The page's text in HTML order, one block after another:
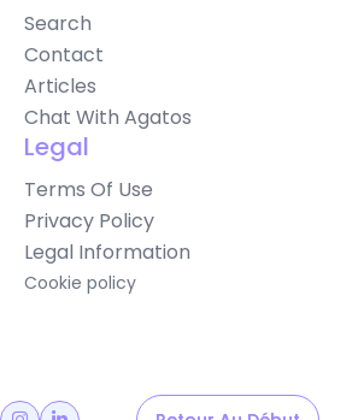
Search
Contact
Articles
Chat With Agatos
Legal
Terms Of Use
Privacy Policy
Legal Information
Cookie policy